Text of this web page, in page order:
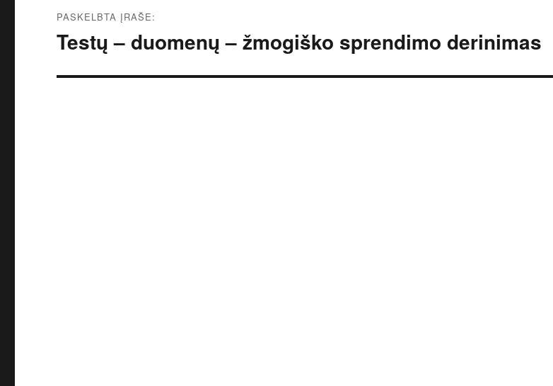
tarp
PASKELBTA ĮRAŠE:
Testų – duomenų – žmogiško sprendimo derinimas